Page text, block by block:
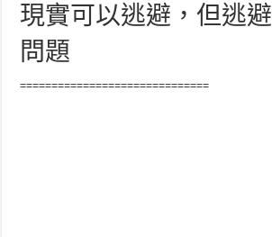
現實可以逃避，但逃
問題
==============================